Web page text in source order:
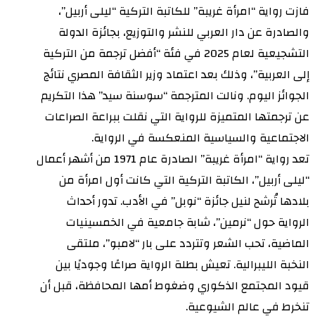
فازت رواية “امرأة غريبة” للكاتبة التركية “ليلى أربيل”،
والصادرة عن دار العربي للنشر والتوزيع، بجائزة الدولة
التشجيعية لعام 2025 في فئة “أفضل ترجمة من التركية
إلى العربية”، وذلك بعد اعتماد وزير الثقافة المصري نتائج
الجوائز اليوم. ونالت المترجمة “سوسنة سيد” هذا التكريم
عن ترجمتها المتميزة للرواية التي نقلت ببراعة الصراعات
الاجتماعية والسياسية المنعكسة في الرواية.
تعد رواية “امرأة غريبة” الصادرة عام 1971 من أشهر أعمال
“ليلى أربيل”، الكاتبة التركية التي كانت أول امرأة من
بلادها تُرشح لنيل جائزة “نوبل” في الأدب. تدور أحداث
الرواية حول “نرمين”، شابة جامعية في الخمسينيات
الماضية، تحب الشعر وتتردد على بار “لامبو”، ملتقى
النخبة الليبرالية. تعيش بطلة الرواية صراعًا وجوديًا بين
قيود المجتمع الذكوري وضغوط أمها المحافظة، قبل أن
تنخرط في عالم الشيوعية.